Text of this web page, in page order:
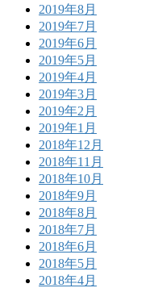
2019年8月
2019年7月
2019年6月
2019年5月
2019年4月
2019年3月
2019年2月
2019年1月
2018年12月
2018年11月
2018年10月
2018年9月
2018年8月
2018年7月
2018年6月
2018年5月
2018年4月